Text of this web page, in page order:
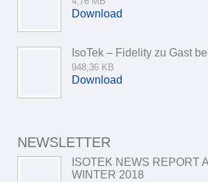
Download
IsoTek – Fidelity zu Gast
948,36 KB
Download
NEWSLETTER
ISOTEK NEWS REPORT
WINTER 2018